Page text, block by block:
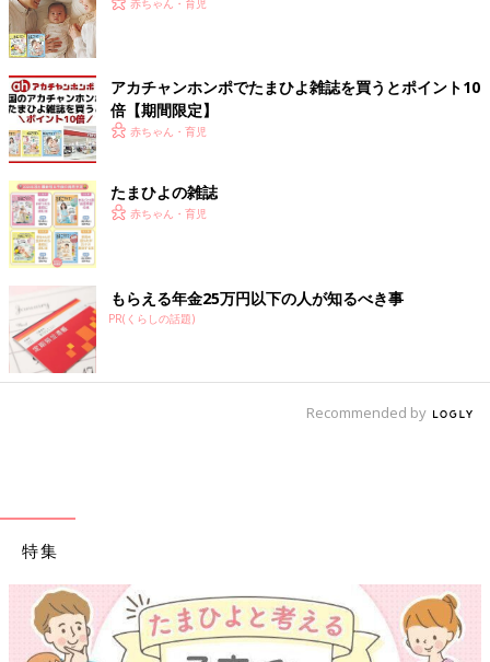
アカチャンホンポでたまひよ雑誌を買うとポイント10
倍【期間限定】
赤ちゃん・育児
たまひよの雑誌
赤ちゃん・育児
もらえる年金25万円以下の人が知るべき事
PR(くらしの話題)
Recommended by
特集